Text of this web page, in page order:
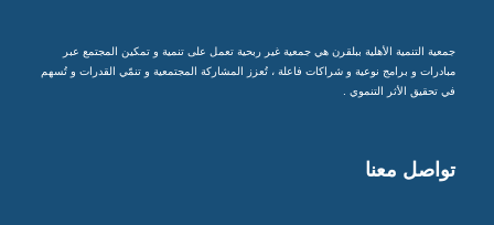
جمعية التنمية الأهلية ببلقرن هي جمعية غير ربحية تعمل على تنمية و تمكين المجتمع عبر
مبادرات و برامج نوعية و شراكات فاعلة ، تُعزز المشاركة المجتمعية و تنمّي القدرات و تُسهم
في تحقيق الأثر التنموي .
تواصل معنا